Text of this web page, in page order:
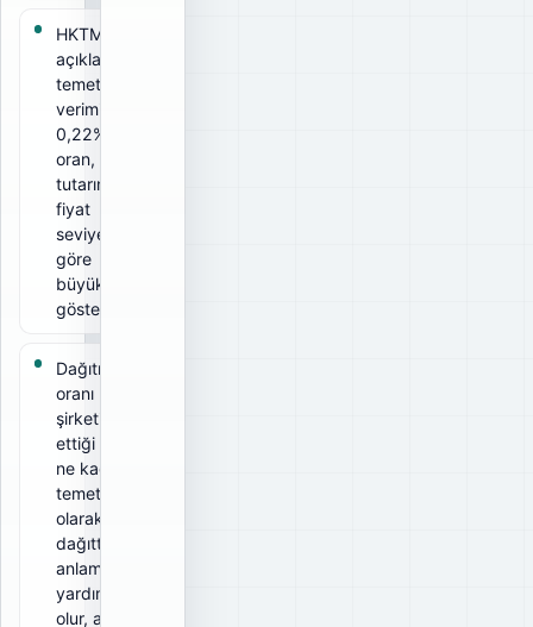
HKTM için
açıklanan
temettü
verimi
0,22%. Bu
oran, ödeme
tutarının ilgili
fiyat
seviyesine
göre
büyüklüğünü
gösterir.
Dağıtım
oranı 29%;
şirketin elde
ettiği kârın
ne kadarını
temettü
olarak
dağıttığını
anlamaya
yardımcı
olur, ancak